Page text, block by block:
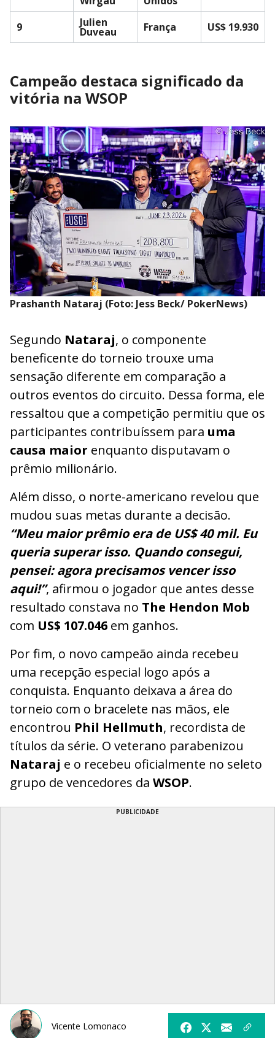
9 Julien
Duveau França US$ 19.930
Campeão destaca significado da
vitória na WSOP
Prashanth Nataraj (Foto: Jess Beck/ PokerNews)
Segundo Nataraj, o componente
beneficente do torneio trouxe uma
sensação diferente em comparação a
outros eventos do circuito. Dessa forma, ele
ressaltou que a competição permitiu que os
participantes contribuíssem para uma
causa maior enquanto disputavam o
prêmio milionário.
Além disso, o norte-americano revelou que
mudou suas metas durante a decisão.
“Meu maior prêmio era de US$ 40 mil. Eu
queria superar isso. Quando consegui,
pensei: agora precisamos vencer isso
aqui!”, afirmou o jogador que antes desse
resultado constava no The Hendon Mob
com US$ 107.046 em ganhos.
Por fim, o novo campeão ainda recebeu
uma recepção especial logo após a
conquista. Enquanto deixava a área do
torneio com o bracelete nas mãos, ele
encontrou Phil Hellmuth, recordista de
títulos da série. O veterano parabenizou
Nataraj e o recebeu oficialmente no seleto
grupo de vencedores da WSOP.
PUBLICIDADE
Vicente Lomonaco